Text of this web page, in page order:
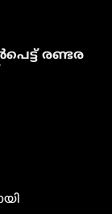
രണ്ടര